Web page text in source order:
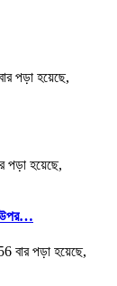
পড়া হয়েছে,
পড়া হয়েছে,
উপর…
বার পড়া হয়েছে,